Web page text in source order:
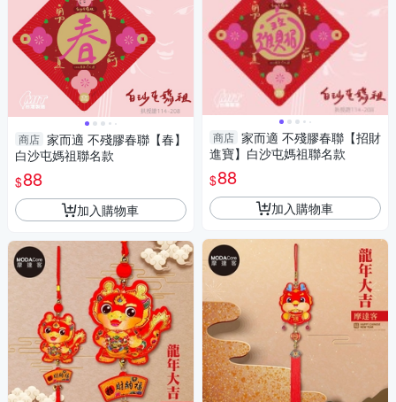
商店 家而適 不殘膠春聯【春】
白沙屯媽祖聯名款
$88
加入購物車
商店 家而適 不殘膠春聯【招財
進寶】白沙屯媽祖聯名款
$88
加入購物車